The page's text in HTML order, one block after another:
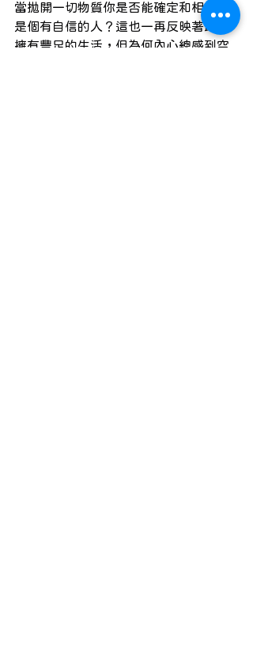
當拋開一切物質你是否能確定和相信你
是個有自信的人？這也一再反映著即使
擁有豐足的生活，但為何內心總感到空